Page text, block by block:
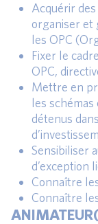
Acquérir
organiser et
les OPC
Fixer le
OPC,
Mettre en
les
détenus
Sensibiliser
d’exception
Connaître
Connaître